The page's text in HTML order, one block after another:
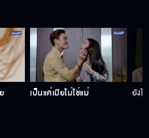
ซ่านเสน่หา เริ่ม 21 มีนาคมนี้
ซ่านเสน่หา เร็วๆ นี้
เป็นแค่เมียไม่ใช่แม่ ยังไ